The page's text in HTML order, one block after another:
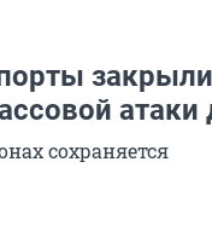
атаки
сохраняется